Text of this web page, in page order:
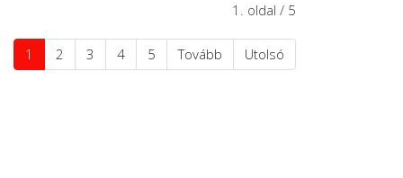
1. oldal / 5
1 2 3 4 5 Tovább Utolsó